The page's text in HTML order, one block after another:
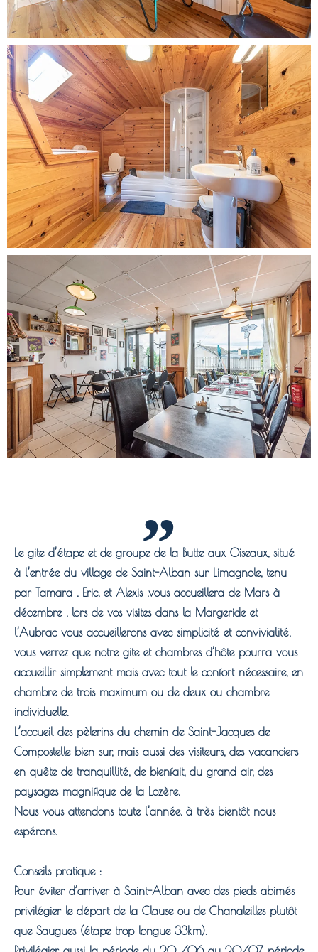
Le gite d’étape et de groupe de la Butte aux Oiseaux, situé
à l’entrée du village de Saint-Alban sur Limagnole, tenu
par Tamara , Eric, et Alexis ,vous accueillera de Mars à
décembre , lors de vos visites dans la Margeride et
l’Aubrac vous accueillerons avec simplicité et convivialité,
vous verrez que notre gite et chambres d’hôte pourra vous
accueillir simplement mais avec tout le confort nécessaire, en
chambre de trois maximum ou de deux ou chambre
individuelle.
L’accueil des pèlerins du chemin de Saint-Jacques de
Compostelle bien sur, mais aussi des visiteurs, des vacanciers
en quête de tranquillité, de bienfait, du grand air, des
paysages magnifique de la Lozère,
Nous vous attendons toute l’année, à très bientôt nous
espérons.
Conseils pratique :
Pour éviter d’arriver à Saint-Alban avec des pieds abimés
privilégier le départ de la Clause ou de Chanaleilles plutôt
que Saugues (étape trop longue 33km).